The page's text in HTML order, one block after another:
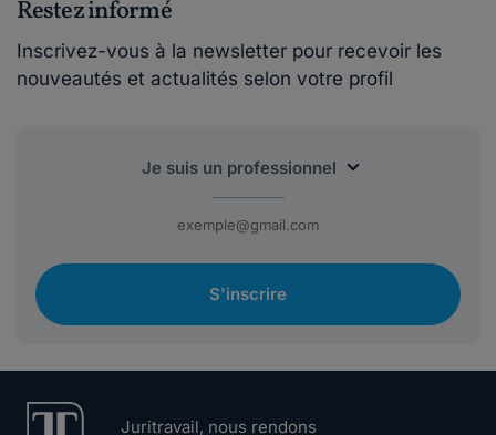
Restez informé
Inscrivez-vous à la newsletter pour recevoir les
nouveautés et actualités selon votre profil
S'inscrire
Juritravail, nous rendons